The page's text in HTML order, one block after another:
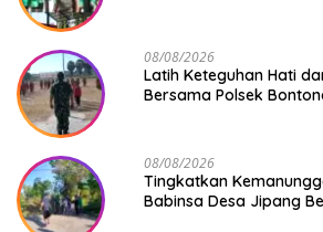
08/08/2026
Latih Keteguhan Hati
Bersama Polsek
08/08/2026
Tingkatkan
Babinsa Desa Jipang